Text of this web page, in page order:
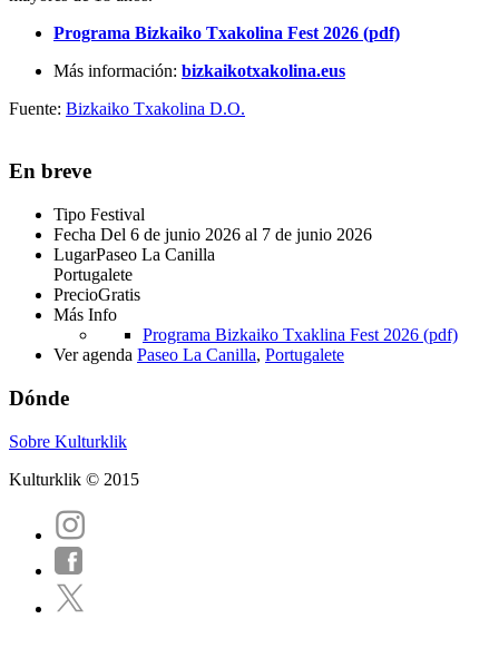
Programa Bizkaiko Txakolina Fest 2026 (pdf)
Más información: bizkaikotxakolina.eus
Fuente: Bizkaiko Txakolina D.O.
En breve
Tipo Festival
Fecha Del 6 de junio 2026 al 7 de junio 2026
LugarPaseo La Canilla
Portugalete
PrecioGratis
Más Info
Programa Bizkaiko Txaklina Fest 2026 (pdf)
Ver agenda Paseo La Canilla, Portugalete
Dónde
Sobre Kulturklik
Kulturklik © 2015